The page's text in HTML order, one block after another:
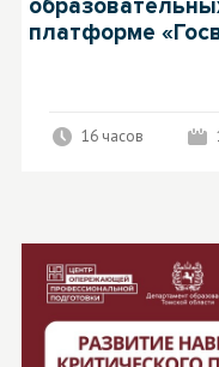
платформе
16 часов